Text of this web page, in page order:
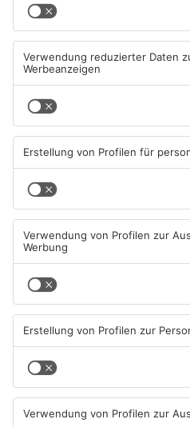
Einbruch ins Seligenstädter
Jugendzentrum scheitert
OFFENBACH
Senior vor Offenbacher Bank
abgelenkt und bestohlen